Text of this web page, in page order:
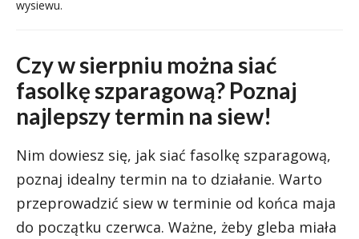
wysiewu.
Czy w sierpniu można siać
fasolkę szparagową? Poznaj
najlepszy termin na siew!
Nim dowiesz się, jak siać fasolkę szparagową,
poznaj idealny termin na to działanie. Warto
przeprowadzić siew w terminie od końca maja
do początku czerwca. Ważne, żeby gleba miała